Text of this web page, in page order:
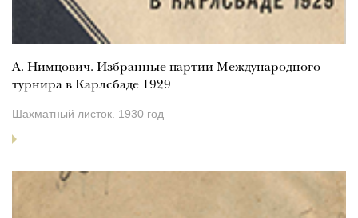
А. Нимцович. Избранные партии Международного
турнира в Карлсбаде 1929
Шахматный листок. 1930 год